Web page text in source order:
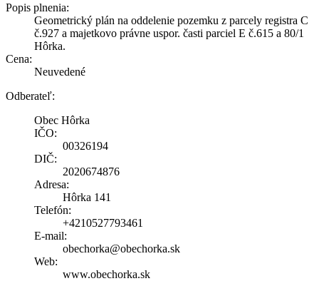
Popis plnenia:
Geometrický plán na oddelenie pozemku z parcely registra C
č.927 a majetkovo právne uspor. časti parciel E č.615 a 80/1
Hôrka.
Cena:
Neuvedené
Odberateľ:
Obec Hôrka
IČO:
00326194
DIČ:
2020674876
Adresa:
Hôrka 141
Telefón:
+4210527793461
E-mail:
obechorka@obechorka.sk
Web:
www.obechorka.sk